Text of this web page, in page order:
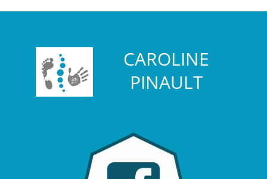
CAROLINE
PINAULT